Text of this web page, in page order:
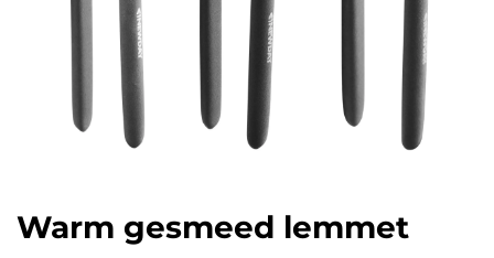
Warm gesmeed lemmet